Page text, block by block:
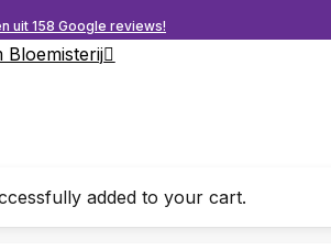
uit 158 Google reviews!
search
added to your cart.